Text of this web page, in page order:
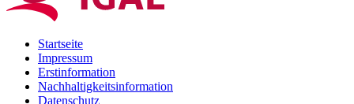
Startseite
Impressum
Erstinformation
Nachhaltigkeitsinformation
Datenschutz